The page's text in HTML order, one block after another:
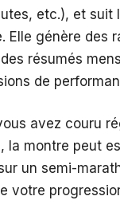
etc.), et suit
Elle génère des
résumés
de
avez couru
la montre peut
un semi-
votre